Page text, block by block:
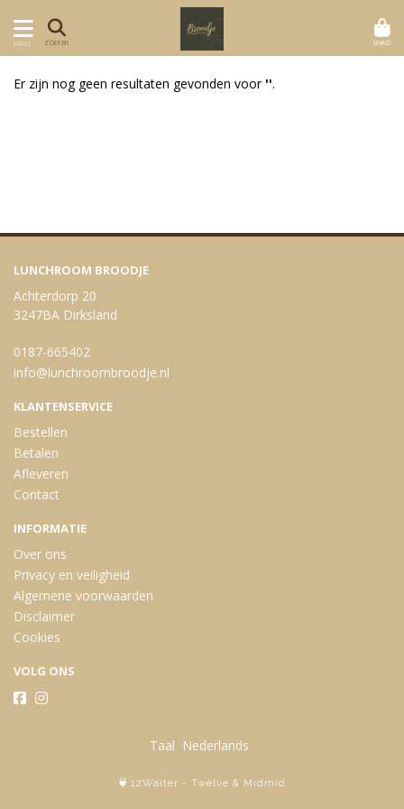
MENU ZOEKEN MAND
Er zijn nog geen resultaten gevonden voor ''.
LUNCHROOM BROODJE
Achterdorp 20
3247BA Dirksland
0187-665402
info@lunchroombroodje.nl
KLANTENSERVICE
Bestellen
Betalen
Afleveren
Contact
INFORMATIE
Over ons
Privacy en veiligheid
Algemene voorwaarden
Disclaimer
Cookies
VOLG ONS
Taal
12Waiter - Twelve & Midmid